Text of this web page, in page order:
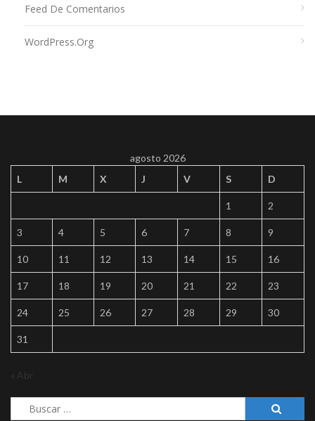
Feed De Comentarios
WordPress.org
agosto 2026
L
M X J V S D
1 2
3 4 5 6 7 8 9
10 11 12 13 14 15 16
17 18 19 20 21 22 23
24 25 26 27 28 29 30
31
« Abr
Buscar: